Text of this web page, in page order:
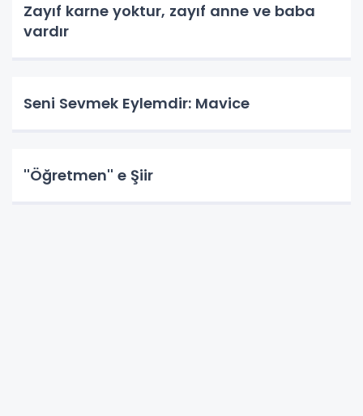
Zayıf karne yoktur, zayıf anne ve baba
vardır
Seni Sevmek Eylemdir: Mavice
''Öğretmen'' e Şiir